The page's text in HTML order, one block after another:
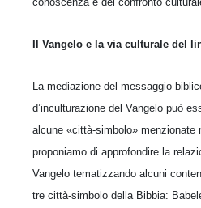
Il Vangelo e la via culturale del
La mediazione del messaggio
d’inculturazione del Vangelo può
alcune «città-simbolo» menzionate
proponiamo di approfondire la
Vangelo tematizzando alcuni
tre città-simbolo della Bibbia: